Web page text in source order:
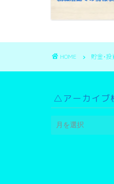
HOME 貯金•
△アーカイ
△
ア